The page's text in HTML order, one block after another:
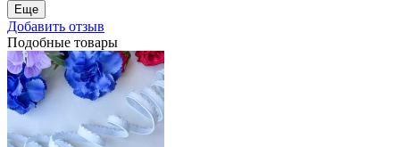
Еще
Добавить отзыв
Подобные товары